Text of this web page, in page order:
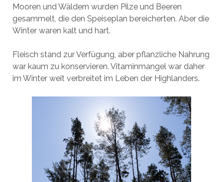
Mooren und Wäldern wurden Pilze und Beeren
gesammelt, die den Speiseplan bereicherten. Aber die
Winter waren kalt und hart.
Fleisch stand zur Verfügung, aber pflanzliche Nahrung
war kaum zu konservieren. Vitaminmangel war daher
im Winter weit verbreitet im Leben der Highlanders.